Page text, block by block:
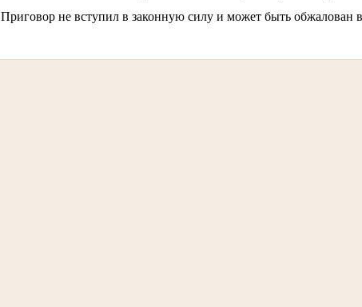
Приговор не вступил в законную силу и может быть обжалован